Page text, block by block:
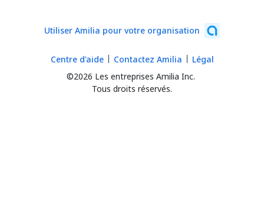
Utiliser Amilia pour votre organisation
©2026 Les entreprises Amilia Inc.
Tous droits réservés.
Centre d'aide Contactez Amilia Légal